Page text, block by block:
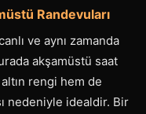
Randevuları
ve aynı zamanda
akşamüstü saat
altın rengi hem de
nedeniyle idealdir. Bir